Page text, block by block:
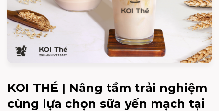
KOI THÉ | Nâng tầm trải nghiệm
cùng lựa chọn sữa yến mạch tại